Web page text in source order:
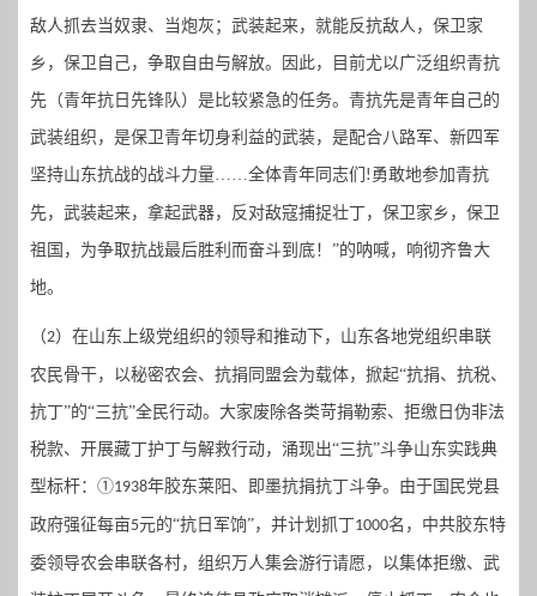
敌人抓去当奴隶、当炮灰；武装起来，就能反抗敌人，保卫家
乡，保卫自己，争取自由与解放。因此，目前尤以广泛组织青抗
先（青年抗日先锋队）是比较紧急的任务。青抗先是青年自己的
武装组织，是保卫青年切身利益的武装，是配合八路军、新四军
坚持山东抗战的战斗力量……全体青年同志们 ! 勇敢地参加青抗
先，武装起来，拿起武器，反对敌寇捕捉壮丁，保卫家乡，保卫
祖国，为争取抗战最后胜利而奋斗到底！”的呐喊，响彻齐鲁大
地。
（2）在山东上级党组织的领导和推动下，山东各地党组织串联
农民骨干，以秘密农会、抗捐同盟会为载体，掀起“抗捐、抗税、
抗丁”的“三抗”全民行动。大家废除各类苛捐勒索、拒缴日伪非法
税款、开展藏丁护丁与解救行动，涌现出“三抗”斗争山东实践典
型标杆：①1938年胶东莱阳、即墨抗捐抗丁斗争。由于国民党县
政府强征每亩5元的“抗日军饷”，并计划抓丁1000名，中共胶东特
委领导农会串联各村，组织万人集会游行请愿，以集体拒缴、武